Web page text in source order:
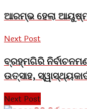
ଆରମ୍ଭ ହେଲା
Next Post
ବ୍ରହ୍ମଗିରି
ଉତ୍ସାହ,
Next Post